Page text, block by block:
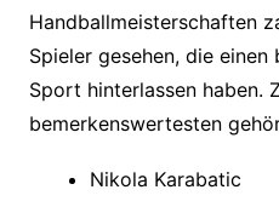
Handballmeisterschaften
Spieler gesehen, die
Sport hinterlassen haben.
bemerkenswertesten
Nikola Karabatic